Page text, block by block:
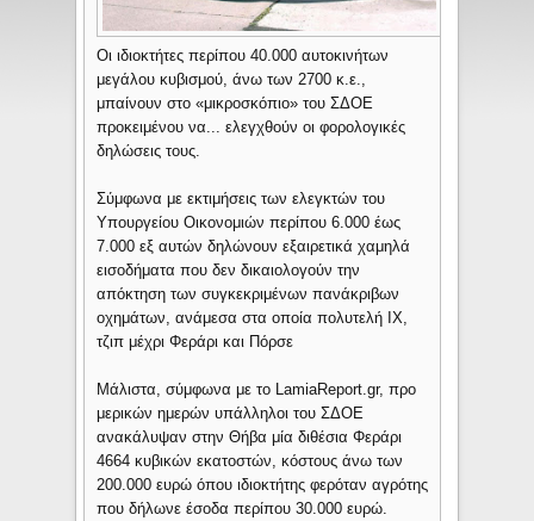
Οι ιδιοκτήτες περίπου 40.000 αυτοκινήτων
μεγάλου κυβισμού, άνω των 2700 κ.ε.,
μπαίνουν στο «μικροσκόπιο» του ΣΔΟΕ
προκειμένου να... ελεγχθούν οι φορολογικές
δηλώσεις τους.
Σύμφωνα με εκτιμήσεις των ελεγκτών του
Υπουργείου Οικονομιών περίπου 6.000 έως
7.000 εξ αυτών δηλώνουν εξαιρετικά χαμηλά
εισοδήματα που δεν δικαιολογούν την
απόκτηση των συγκεκριμένων πανάκριβων
οχημάτων, ανάμεσα στα οποία πολυτελή ΙΧ,
τζιπ μέχρι Φεράρι και Πόρσε
Μάλιστα, σύμφωνα με το LamiaReport.gr, προ
μερικών ημερών υπάλληλοι του ΣΔΟΕ
ανακάλυψαν στην Θήβα μία διθέσια Φεράρι
4664 κυβικών εκατοστών, κόστους άνω των
200.000 ευρώ όπου ιδιοκτήτης φερόταν αγρότης
που δήλωνε έσοδα περίπου 30.000 ευρώ.